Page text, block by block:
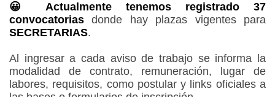
😀 Actualmente tenemos registrado 37
convocatoriasdonde hay plazas vigentes para
SECRETARIAS.
Al ingresar a cada aviso de trabajo se informa la
modalidad de contrato, remuneración, lugar de
labores, requisitos, como postular y links oficiales a